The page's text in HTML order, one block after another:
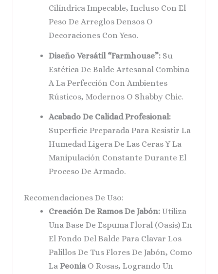
Cilíndrica Impecable, Incluso Con El
Peso De Arreglos Densos O
Decoraciones Con Yeso.
Diseño Versátil “Farmhouse”: Su
Estética De Balde Artesanal Combina
A La Perfección Con Ambientes
Rústicos, Modernos O Shabby Chic.
Acabado De Calidad Profesional:
Superficie Preparada Para Resistir La
Humedad Ligera De Las Ceras Y La
Manipulación Constante Durante El
Proceso De Armado.
Recomendaciones De Uso:
Creación De Ramos De Jabón: Utiliza
Una Base De Espuma Floral (oasis) En
El Fondo Del Balde Para Clavar Los
Palillos De Tus Flores De Jabón, Como
LaPeoniaO Rosas, Logrando Un